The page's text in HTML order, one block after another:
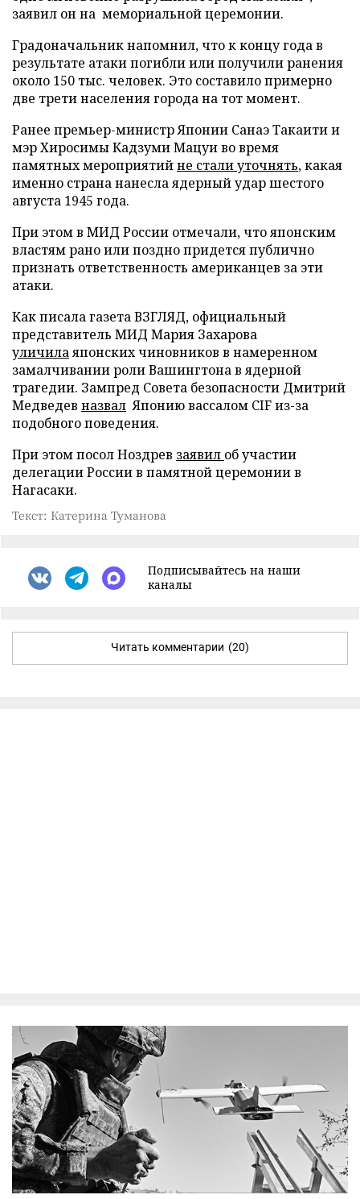
заявил он на мемориальной церемонии.
Градоначальник напомнил, что к концу года в
результате атаки погибли или получили ранения
около 150 тыс. человек. Это составило примерно
две трети населения города на тот момент.
Ранее премьер-министр Японии Санаэ Такаити и
мэр Хиросимы Кадзуми Мацуи во время
памятных мероприятийне стали уточнять, какая
именно страна нанесла ядерный удар шестого
августа 1945 года.
При этом в МИД России отмечали, что японским
властям рано или поздно придется публично
признать ответственность американцев за эти
атаки.
Как писала газета ВЗГЛЯД, официальный
представитель МИД Мария Захарова
уличилаяпонских чиновников в намеренном
замалчивании роли Вашингтона в ядерной
трагедии. Зампред Совета безопасности Дмитрий
Медведев назвал Японию вассалом CIF из-за
подобного поведения.
При этом посол Ноздрев заявил об участии
делегации России в памятной церемонии в
Нагасаки.
Текст: Катерина Туманова
Подписывайтесь на наши
каналы
Читать комментарии (20)